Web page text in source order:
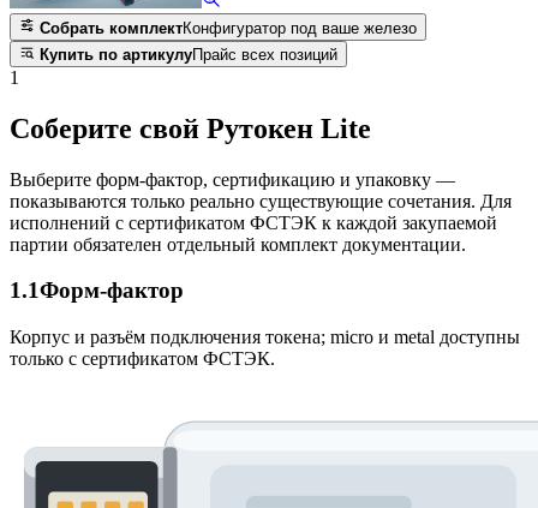
Собрать комплектКонфигуратор под ваше железо
Купить по артикулуПрайс всех позиций
1
Соберите свой Рутокен Lite
Выберите форм-фактор, сертификацию и упаковку —
показываются только реально существующие сочетания. Для
исполнений с сертификатом ФСТЭК к каждой закупаемой
партии обязателен отдельный комплект документации.
1.1Форм-фактор
Корпус и разъём подключения токена; micro и metal доступны
только с сертификатом ФСТЭК.